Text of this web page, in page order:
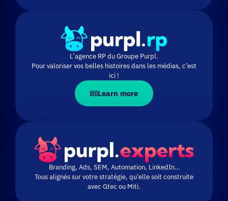
L’agence RP du Groupe Purpl.
Pour valoriser vos belles histoires dans les médias, c’est
ici !
Learn more
Branding, Ads, SEM, Automation, LinkedIn…
Tous alignés sur votre stratégie, qu’elle soit construite
avec Gtec ou Miti.